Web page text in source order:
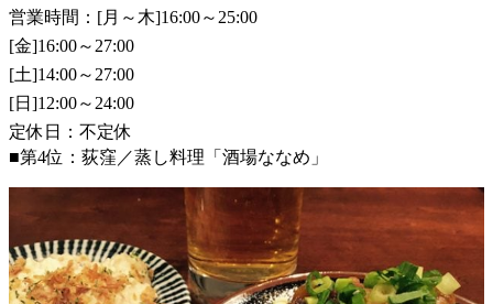
営業時間：[月～木]16:00～25:00
[金]16:00～27:00
[土]14:00～27:00
[日]12:00～24:00
定休日：不定休
■第4位：荻窪／蒸し料理「酒場ななめ」